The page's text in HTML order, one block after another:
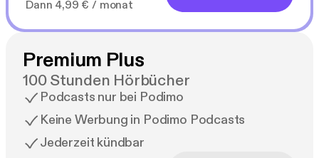
Dann 4,99 € / monat
Premium Plus
100 Stunden Hörbücher
Podcasts nur bei Podimo
Keine Werbung in Podimo Podcasts
Jederzeit kündbar